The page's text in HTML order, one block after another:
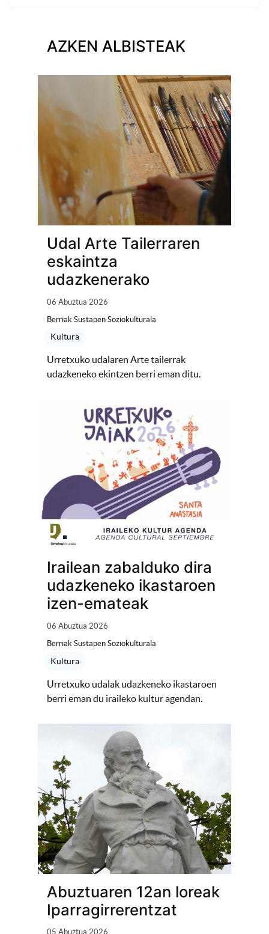
AZKEN ALBISTEAK
Udal Arte Tailerraren
eskaintza
udazkenerako
06 Abuztua 2026
Berriak Sustapen Soziokulturala
Kultura
Urretxuko udalaren Arte tailerrak
udazkeneko ekintzen berri eman ditu.
Irailean zabalduko dira
udazkeneko ikastaroen
izen-emateak
06 Abuztua 2026
Berriak Sustapen Soziokulturala
Kultura
Urretxuko udalak udazkeneko ikastaroen
berri eman du iraileko kultur agendan.
Abuztuaren 12an loreak
Iparragirrerentzat
05 Abuztua 2026